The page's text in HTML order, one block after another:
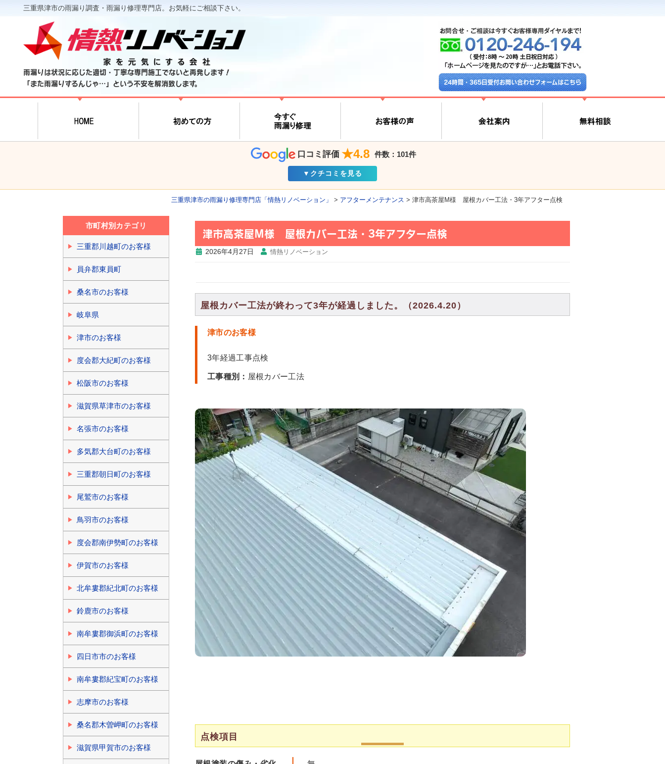
三重県津市の雨漏り調査・雨漏り修理専門店。お気軽にご相談下さい。
雨漏りは状況に応じた適切・丁寧な専門施工でないと再発します！
「また雨漏りするんじゃ…」という不安を解消致します。
24時間・365日受付お問い合わせフォームはこちら
口コミ評価 ★4.8 件数：101件
▼クチコミを見る
三重県津市の雨漏り修理専門店「情熱リノベーション」 > アフターメンテナンス > 津市高茶屋M様 屋根カバー工法・3年アフター点検
津市高茶屋M様 屋根カバー工法・3年アフター点検
2026年4月27日 情熱リノベーション
屋根カバー工法が終わって3年が経過しました。（2026.4.20）
津市のお客様
3年経過工事点検
工事種別： 屋根カバー工法
点検項目
市町村別カテゴリ
三重郡川越町のお客様
員弁郡東員町
桑名市のお客様
岐阜県
津市のお客様
度会郡大紀町のお客様
松阪市のお客様
滋賀県草津市のお客様
名張市のお客様
多気郡大台町のお客様
三重郡朝日町のお客様
尾鷲市のお客様
鳥羽市のお客様
度会郡南伊勢町のお客様
伊賀市のお客様
北牟婁郡紀北町のお客様
鈴鹿市のお客様
南牟婁郡御浜町のお客様
四日市市のお客様
南牟婁郡紀宝町のお客様
志摩市のお客様
桑名郡木曽岬町のお客様
滋賀県甲賀市のお客様